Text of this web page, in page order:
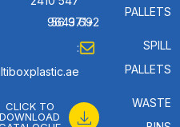
PALLETS
SPILL
PALLETS
WASTE
: +971 56 692 9643
:
CLICK TO
DOWNLOAD